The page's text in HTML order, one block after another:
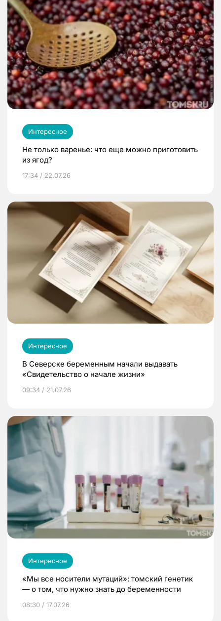
Интересное
Не только варенье: что еще можно приготовить
из ягод?
17:34 / 22.07.26
Интересное
В Северске беременным начали выдавать
«Свидетельство о начале жизни»
09:34 / 21.07.26
Интересное
«Мы все носители мутаций»: томский генетик
— о том, что нужно знать до беременности
08:30 / 17.07.26